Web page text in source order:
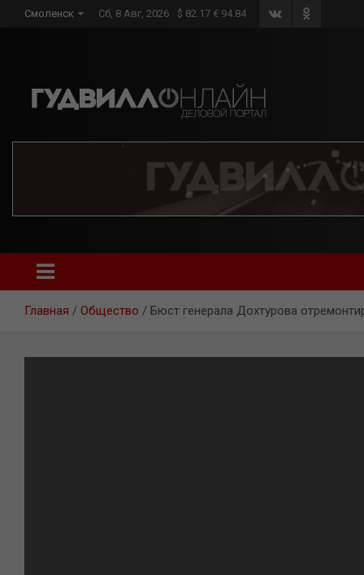
Смоленск Сб, 8 Авг, 2026 $ 82.17 € 94.84
Главная Общество Бюст генерала Дохтурова